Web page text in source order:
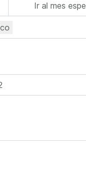
Ir al mes